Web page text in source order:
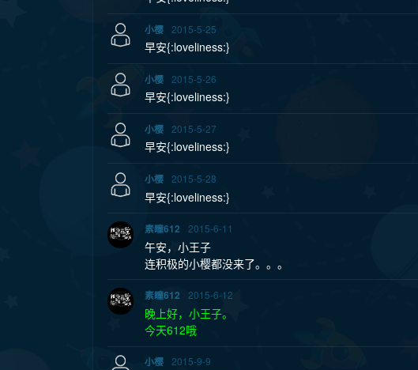
小樱 2015-5-25
早安{:loveliness:}
小樱 2015-5-26
早安{:loveliness:}
小樱 2015-5-27
早安{:loveliness:}
小樱 2015-5-28
早安{:loveliness:}
素瞳612 2015-6-11
午安，小王子
连积极的小樱都没来了。。。
素瞳612 2015-6-12
晚上好，小王子。
今天612哦
小樱 2015-9-9